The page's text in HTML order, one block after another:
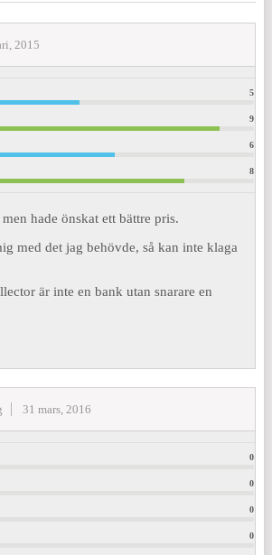
2015
5
9
6
8
hade önskat ett bättre pris.
med det jag behövde, så kan inte klaga
är inte en bank utan snarare en
31 mars, 2016
0
0
0
0